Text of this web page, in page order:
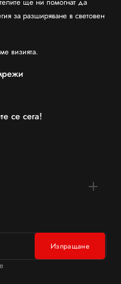
за разширяване в световен
визията.
се сега!